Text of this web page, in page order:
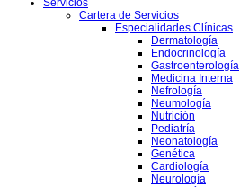
Servicios
Cartera de Servicios
Especialidades Clínicas
Dermatología
Endocrinología
Gastroenterología
Medicina Interna
Nefrología
Neumología
Nutrición
Pediatría
Neonatología
Genética
Cardiología
Neurología